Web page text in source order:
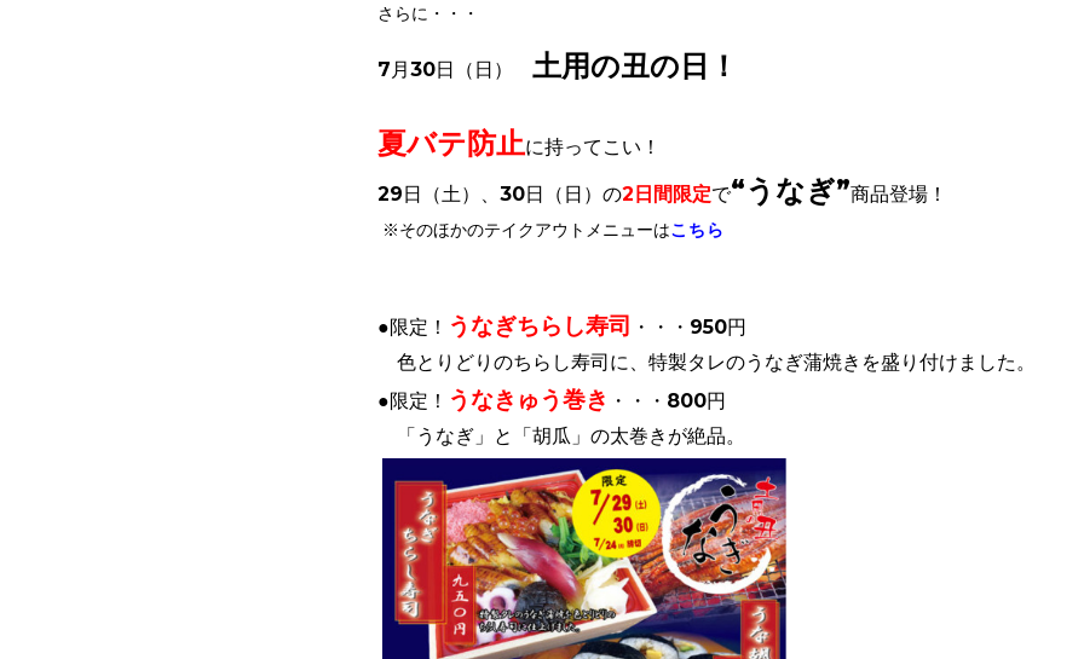
さらに・・・
7月30日（日 ） 土用の丑の日！
夏バテ防止に持ってこい！
29日（土）、30日（日）の2日間限定で“うなぎ”商品登場！
※そのほかのテイクアウトメニューはこちら
●限定！ うなぎちらし寿司 ・・・950円
色とりどりのちらし寿司に、特製タレのうなぎ蒲焼きを盛り付けました。
●限定！ うなきゅう巻き ・・・800円
「うなぎ」と「胡瓜」の太巻きが絶品。